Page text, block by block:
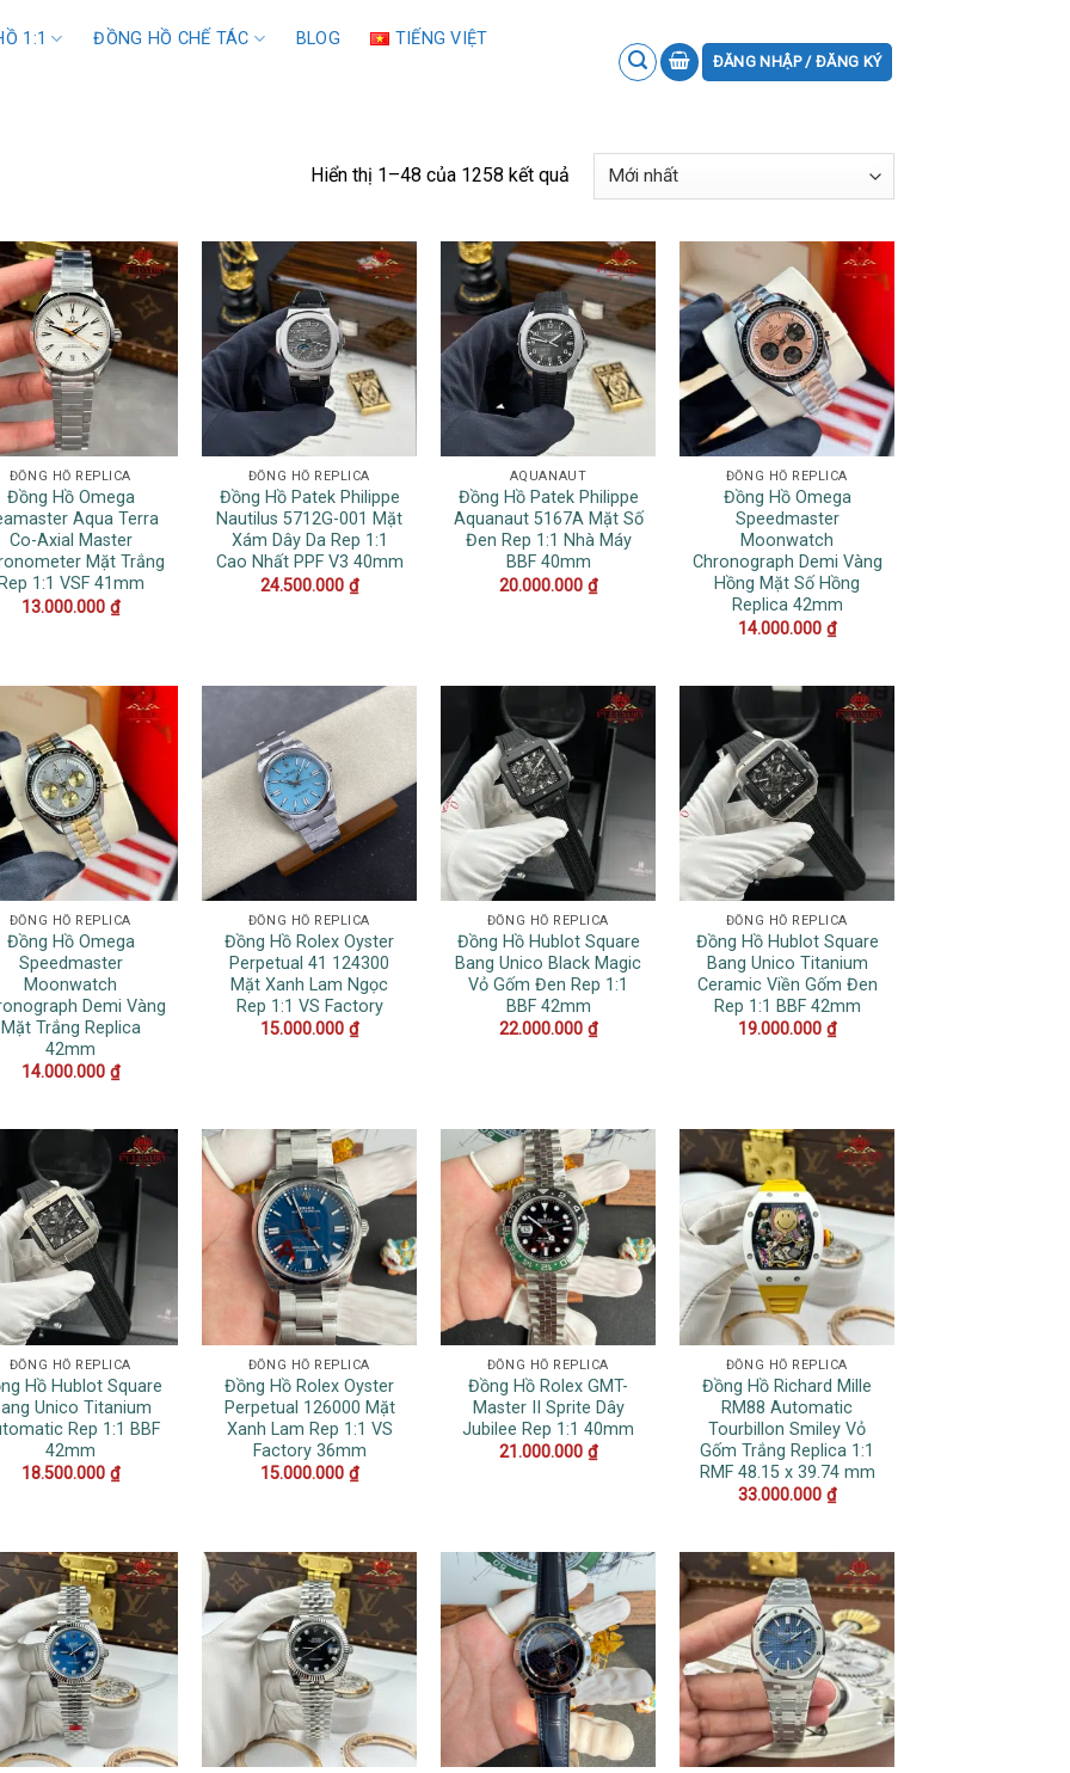
1:1 ĐỒNG HỒ CHẾ TÁC BLOG TIẾNG VIỆT
ĐĂNG NHẬP / ĐĂNG KÝ
Hiển thị 1–48 của 1258 kết quả
ĐỒNG HỒ REPLICA
Đồng Hồ Omega
Aqua Terra
Co-Axial Master
Mặt Trắng
1:1 VSF 41mm
13.000.000 ₫
ĐỒNG HỒ REPLICA
Đồng Hồ Patek Philippe
Nautilus 5712G-001 Mặt
Xám Dây Da Rep 1:1
Cao Nhất PPF V3 40mm
24.500.000 ₫
AQUANAUT
Đồng Hồ Patek Philippe
Aquanaut 5167A Mặt Số
Đen Rep 1:1 Nhà Máy
BBF 40mm
20.000.000 ₫
ĐỒNG HỒ REPLICA
Đồng Hồ Omega
Speedmaster
Moonwatch
Chronograph Demi Vàng
Hồng Mặt Số Hồng
Replica 42mm
14.000.000 ₫
ĐỒNG HỒ REPLICA
Đồng Hồ Omega
Speedmaster
Moonwatch
Demi Vàng
Mặt Trắng Replica
42mm
14.000.000 ₫
ĐỒNG HỒ REPLICA
Đồng Hồ Rolex Oyster
Perpetual 41 124300
Mặt Xanh Lam Ngọc
Rep 1:1 VS Factory
15.000.000 ₫
ĐỒNG HỒ REPLICA
Đồng Hồ Hublot Square
Bang Unico Black Magic
Vỏ Gốm Đen Rep 1:1
BBF 42mm
22.000.000 ₫
ĐỒNG HỒ REPLICA
Đồng Hồ Hublot Square
Bang Unico Titanium
Ceramic Viền Gốm Đen
Rep 1:1 BBF 42mm
19.000.000 ₫
ĐỒNG HỒ REPLICA
Hồ Hublot Square
Unico Titanium
Rep 1:1 BBF
42mm
18.500.000 ₫
ĐỒNG HỒ REPLICA
Đồng Hồ Rolex Oyster
Perpetual 126000 Mặt
Xanh Lam Rep 1:1 VS
Factory 36mm
15.000.000 ₫
ĐỒNG HỒ REPLICA
Đồng Hồ Rolex GMT-
Master II Sprite Dây
Jubilee Rep 1:1 40mm
21.000.000 ₫
ĐỒNG HỒ REPLICA
Đồng Hồ Richard Mille
RM88 Automatic
Tourbillon Smiley Vỏ
Gốm Trắng Replica 1:1
RMF 48.15 x 39.74 mm
33.000.000 ₫